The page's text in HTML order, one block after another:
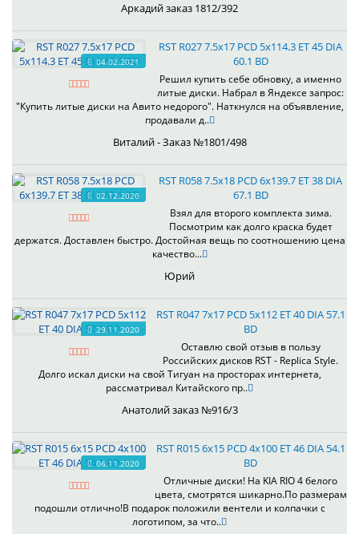
Аркадий заказ 1812/392
04.02.2021
RST R027 7.5x17 PCD 5x114.3 ET 45 DIA
60.1 BD
Решил купить себе обновку, а именно
литые диски. Набрал в Яндексе запрос:
"Купить литые диски на Авито недорого". Наткнулся на объявление,
продавали д..
Виталий - Заказ №1801/498
02.12.2020
RST R058 7.5x18 PCD 6x139.7 ET 38 DIA
67.1 BD
Взял для второго комплекта зима.
Посмотрим как долго краска будет
держатся. Доставлен быстро. Достойная вещь по соотношению цена
качество...
Юрий
29.11.2020
RST R047 7x17 PCD 5x112 ET 40 DIA 57.1
BD
Оставлю свой отзыв в пользу
Российских дисков RST - Replica Style.
Долго искал диски на свой Тигуан на просторах интернета,
рассматривал Китайского пр..
Анатолий заказ №916/3
06.11.2020
RST R015 6x15 PCD 4x100 ET 46 DIA 54.1
BD
Отличные диски! На KIA RIO 4 белого
цвета, смотрятся шикарно.По размерам
подошли отлично!В подарок положили вентели и колпачки с
логотипом, за что..